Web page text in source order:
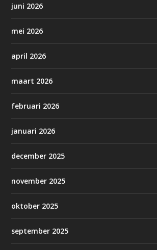
juni 2026
mei 2026
april 2026
maart 2026
februari 2026
januari 2026
december 2025
november 2025
oktober 2025
september 2025